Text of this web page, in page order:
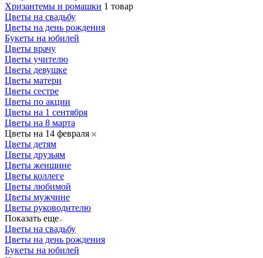
Хризантемы и ромашки 1 товар
Цветы на свадьбу
Цветы на день рождения
Букеты на юбилей
Цветы врачу
Цветы учителю
Цветы девушке
Цветы матери
Цветы сестре
Цветы по акции
Цветы на 1 сентября
Цветы на 8 марта
Цветы на 14 февраля
Цветы детям
Цветы друзьям
Цветы женщине
Цветы коллеге
Цветы любимой
Цветы мужчине
Цветы руководителю
Показать еще
Цветы на свадьбу
Цветы на день рождения
Букеты на юбилей